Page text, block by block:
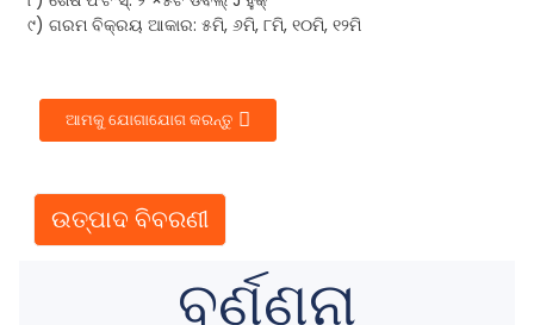
୯) ଗରମ ବିକ୍ରୟ ଆକାର: ୫ମି, ୬ମି, ୮ମି, ୧୦ମି, ୧୨ମି
ଆମକୁ ଯୋଗାଯୋଗ କରନ୍ତୁ
ଉତ୍ପାଦ ବିବରଣୀ
ବର୍ଣ୍ଣନା